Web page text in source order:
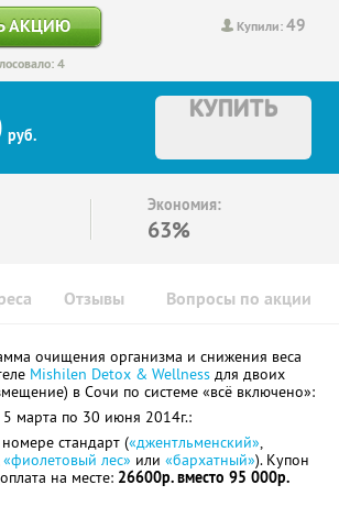
Купили:49
АКЦИЮ
4
руб.
КУПИТЬ
Экономия:
63%
Отзывы Вопросы по акции
очищения организма и снижения веса
Mishilen Detox & Wellness для двоих
в Сочи по системе «всё включено»:
марта по 30 июня 2014г.:
стандарт («джентльменский»,
«фиолетовый лес» или «бархатный»). Купон
на месте: 26600р. вместо 95 000р.